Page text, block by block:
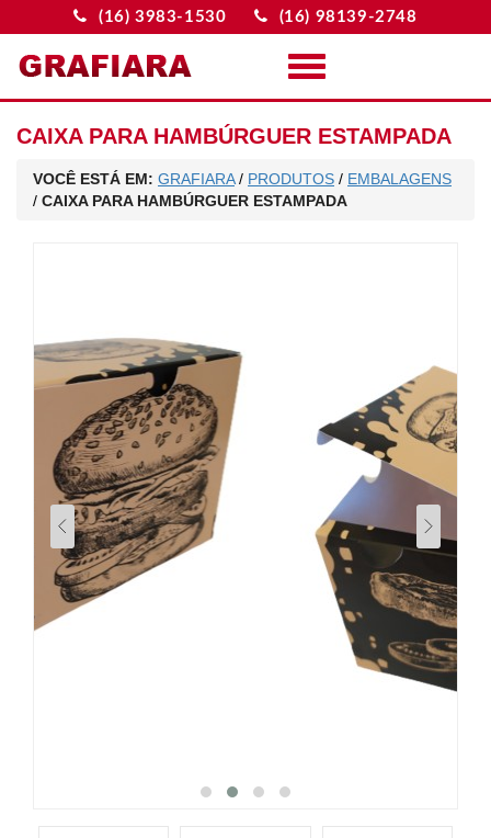
(16) 3983-1530 (16) 98139-2748
Menu
CAIXA PARA HAMBÚRGUER ESTAMPADA
VOCÊ ESTÁ EM: GRAFIARA/ PRODUTOS / EMBALAGENS
/ CAIXA PARA HAMBÚRGUER ESTAMPADA